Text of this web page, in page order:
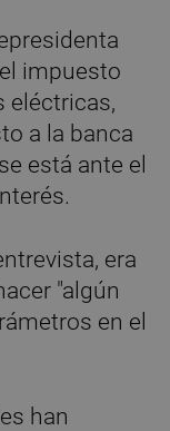
impuesto
eléctricas,
a la banca
está ante el
era
"algún
en el
han